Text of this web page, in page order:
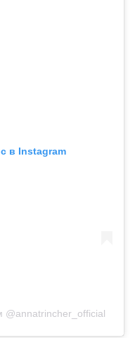
в Instagram
@annatrincher_official